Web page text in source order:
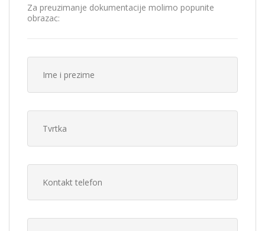
Za preuzimanje dokumentacije molimo popunite
obrazac: